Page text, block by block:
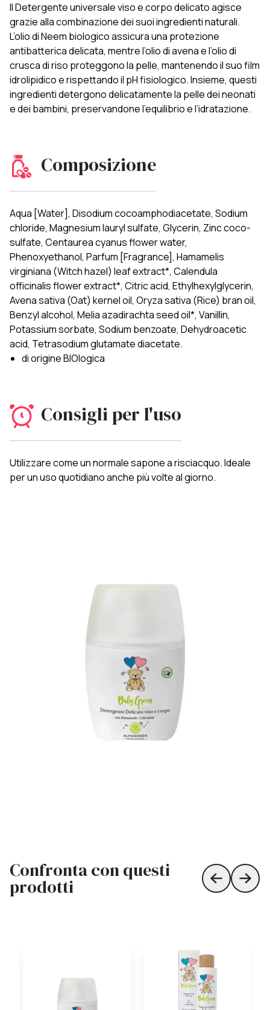
Il Detergente universale viso e corpo delicato agisce
grazie alla combinazione dei suoi ingredienti naturali.
L’olio di Neem biologico assicura una protezione
antibatterica delicata, mentre l’olio di avena e l’olio di
crusca di riso proteggono la pelle, mantenendo il suo film
idrolipidico e rispettando il pH fisiologico. Insieme, questi
ingredienti detergono delicatamente la pelle dei neonati
e dei bambini, preservandone l’equilibrio e l’idratazione.
Composizione
Aqua [Water], Disodium cocoamphodiacetate, Sodium
chloride, Magnesium lauryl sulfate, Glycerin, Zinc coco-
sulfate, Centaurea cyanus flower water,
Phenoxyethanol, Parfum [Fragrance], Hamamelis
virginiana (Witch hazel) leaf extract*, Calendula
officinalis flower extract*, Citric acid, Ethylhexylglycerin,
Avena sativa (Oat) kernel oil, Oryza sativa (Rice) bran oil,
Benzyl alcohol, Melia azadirachta seed oil*, Vanillin,
Potassium sorbate, Sodium benzoate, Dehydroacetic
acid, Tetrasodium glutamate diacetate.
di origine BIOlogica
Consigli per l'uso
Utilizzare come un normale sapone a risciacquo. Ideale
per un uso quotidiano anche più volte al giorno.
Confronta con questi
prodotti Skip toSkip